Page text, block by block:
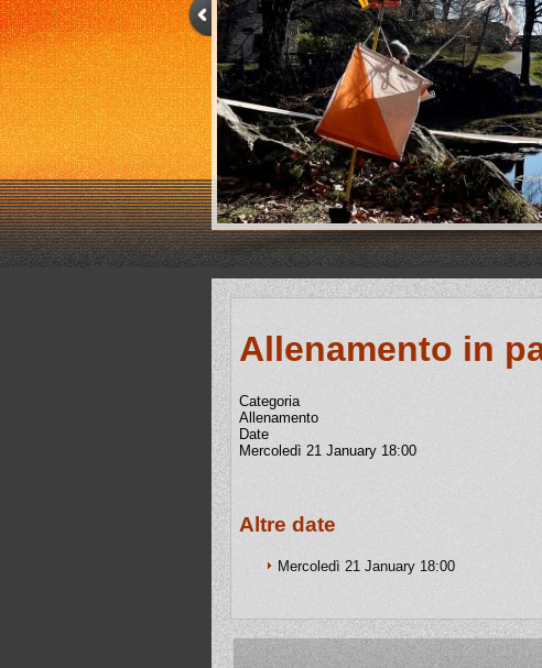
Allenamento in
Categoria
Allenamento
Date
Mercoledì 21 January 18:00
Altre date
Mercoledì 21 January 18:00